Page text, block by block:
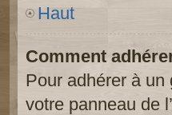
Haut
Comment
Pour adhérer à
votre panneau de